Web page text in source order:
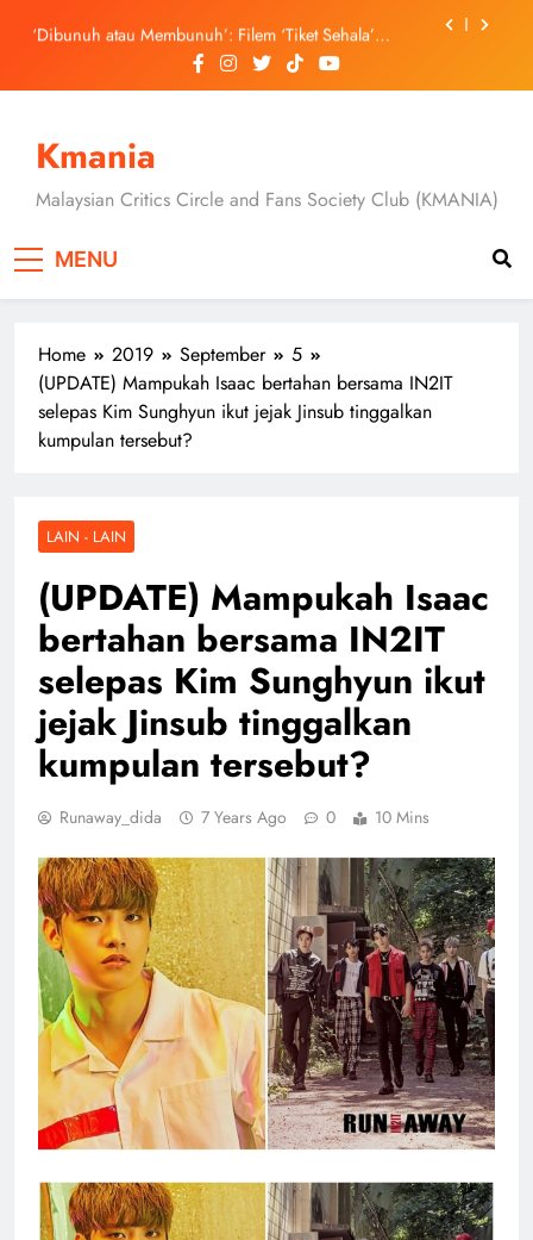
‘Dibunuh atau Membunuh’: Filem ‘Tiket Sehala’
Satukan Empat Negara Asia
Jung Hae In dan Ha Young Terjerat Dalam Cinta,
Pembohongan dan Buruan Ketua Sindiket Jenayah di
SEUNGKWAN dan DINO SEVENTEEN
Duta Global Antarabangsa iQIYI, Cheng Lei Bakal
Buat Penampilan Istimewa di Kuala Lumpur
September Ini
Satukan Empat Negara Asia
Kmania
Malaysian Critics Circle and Fans Society Club (KMANIA)
MENU
Home 2019 September
5
(UPDATE) Mampukah Isaac bertahan bersama IN2IT
selepas Kim Sunghyun ikut jejak Jinsub tinggalkan
kumpulan tersebut?
LAIN - LAIN
(UPDATE) Mampukah Isaac
bertahan bersama IN2IT
selepas Kim Sunghyun ikut
jejak Jinsub tinggalkan
kumpulan tersebut?
Runaway_dida 7 Years Ago 0 10 Mins